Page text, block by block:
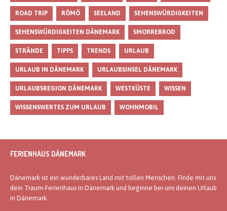
ROAD TRIP RÖMÖ SEELAND SEHENSWÜRDIGKEITEN
SEHENSWÜRDIGKEITEN DÄNEMARK SMORREBROD
STRÄNDE TIPPS TRENDS URLAUB
URLAUB IN DÄNEMARK URLAUBSINSEL DÄNEMARK
URLAUBSREGION DÄNEMARK WESTKÜSTE WISSEN
WISSENSWERTES ZUM URLAUB WOHNMOBIL
FERIENHAUS DÄNEMARK
Dänemark ist ein wunderbares Land mit tollen Menschen. Finde mit uns
dein Traum-Ferienhaus in Dänemark und beginne bei uns deinen Urlaub
in Dänemark.